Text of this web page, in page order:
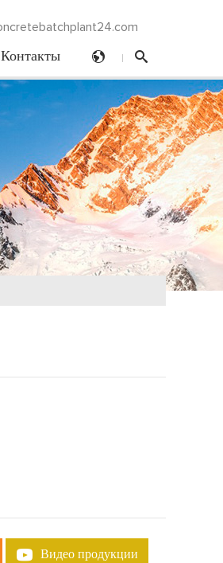
Контакты
Видео продукции